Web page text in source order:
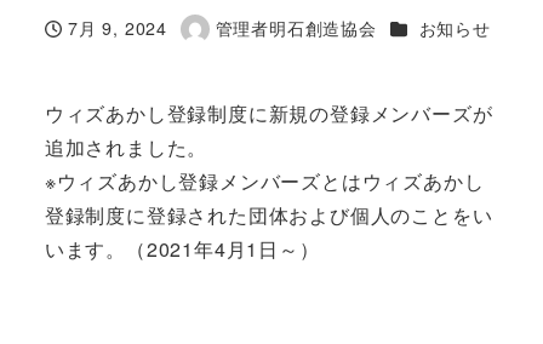
投稿日
7月 9, 2024
著
管理者明石創造協会 カテゴリー
お知らせ
ウィズあかし登録制度に新規の登録メンバーズが
追加されました。
※ウィズあかし登録メンバーズとはウィズあかし
登録制度に登録された団体および個人のことをい
います。（2021年4月1日～）